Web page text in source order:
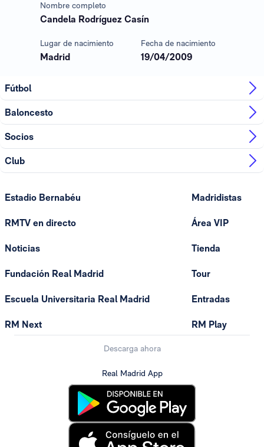
Nombre completo
Candela Rodríguez Casín
Lugar de nacimiento
Madrid
Fecha de nacimiento
19/04/2009
Fútbol
Baloncesto
Socios
Club
Estadio Bernabéu
RMTV en directo
Noticias
Fundación Real Madrid
Escuela Universitaria Real Madrid
RM Next
Madridistas
Área VIP
Tienda
Tour
Entradas
RM Play
Descarga ahora
Real Madrid App